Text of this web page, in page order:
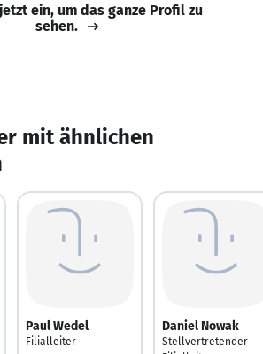
ein, um das ganze Profil zu
sehen.
mit ähnlichen
Paul Wedel
Filialleiter
Daniel Nowak
Stellvertretender